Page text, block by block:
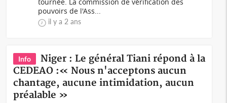
pouvoirs de l'Ass...
il y a 2 ans
Info
Niger : Le général Tiani répond à la
CEDEAO :« Nous n'acceptons aucun
chantage, aucune intimidation, aucun
préalable »